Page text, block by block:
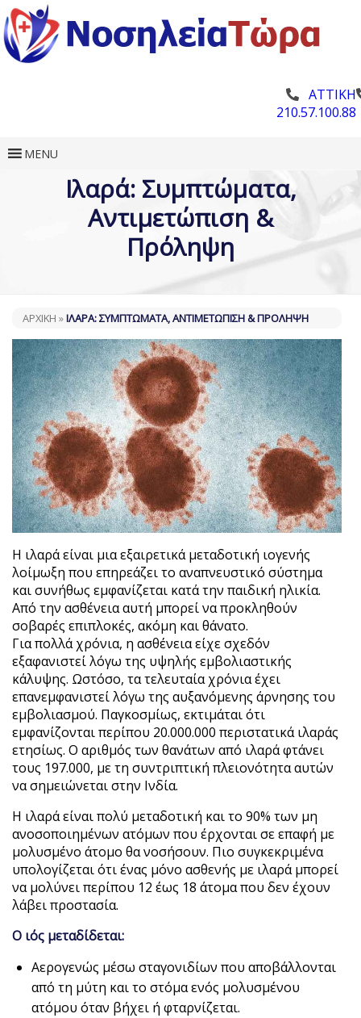
ΑΤΤΙΚΗ
210.57.100.88
MENU
Ιλαρά: Συμπτώματα,
Αντιμετώπιση &
Πρόληψη
ΑΡΧΙΚΗ »ΙΛΑΡΆ: ΣΥΜΠΤΏΜΑΤΑ, ΑΝΤΙΜΕΤΏΠΙΣΗ & ΠΡΌΛΗΨΗ
Η ιλαρά είναι μια εξαιρετικά μεταδοτική ιογενής
λοίμωξη που επηρεάζει το αναπνευστικό σύστημα
και συνήθως εμφανίζεται κατά την παιδική ηλικία.
Από την ασθένεια αυτή μπορεί να προκληθούν
σοβαρές επιπλοκές, ακόμη και θάνατο.
Για πολλά χρόνια, η ασθένεια είχε σχεδόν
εξαφανιστεί λόγω της υψηλής εμβολιαστικής
κάλυψης. Ωστόσο, τα τελευταία χρόνια έχει
επανεμφανιστεί λόγω της αυξανόμενης άρνησης του
εμβολιασμού. Παγκοσμίως, εκτιμάται ότι
εμφανίζονται περίπου 20.000.000 περιστατικά ιλαράς
ετησίως. Ο αριθμός των θανάτων από ιλαρά φτάνει
τους 197.000, με τη συντριπτική πλειονότητα αυτών
να σημειώνεται στην Ινδία.
Η ιλαρά είναι πολύ μεταδοτική και το 90% των μη
ανοσοποιημένων ατόμων που έρχονται σε επαφή με
μολυσμένο άτομο θα νοσήσουν. Πιο συγκεκριμένα
υπολογίζεται ότι ένας μόνο ασθενής με ιλαρά μπορεί
να μολύνει περίπου 12 έως 18 άτομα που δεν έχουν
λάβει προστασία.
Ο ιός μεταδίδεται:
Αερογενώς μέσω σταγονιδίων που αποβάλλονται
από τη μύτη και το στόμα ενός μολυσμένου
ατόμου όταν βήχει ή φταρνίζεται.